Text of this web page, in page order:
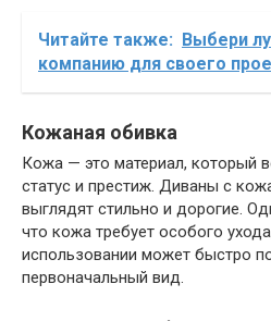
Читайте также:
Выбери
компанию для своего
Кожаная обивка
Кожа — это материал, который
статус и престиж. Диваны с
выглядят стильно и дорогие.
что кожа требует особого
использовании может быстро
первоначальный вид.